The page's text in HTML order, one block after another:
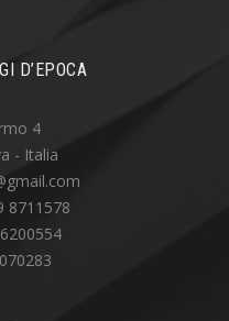
D’EPOCA
4
- Italia
8711578